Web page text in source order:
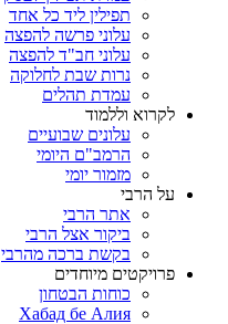
תפילין ליד כל אחד
עלוני פרשה להפצה
עלוני חב"ד להפצה
נרות שבת לחלוקה
עמדת תהלים
לקרוא וללמוד
עלונים שבועיים
הרמב"ם היומי
מזמור יומי
על הרבי
אתר הרבי
ביקור אצל הרבי
בקשת ברכה מהרבי
פרויקטים מיוחדים
כוחות הבטחון
Хабад бе Алия